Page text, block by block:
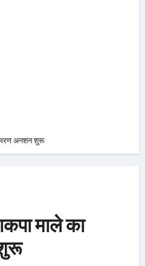
अनशन शुरू
माले का